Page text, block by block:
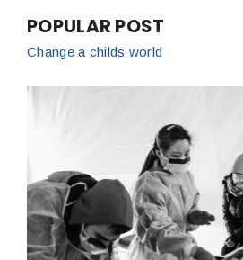
POPULAR POST
Change a childs world